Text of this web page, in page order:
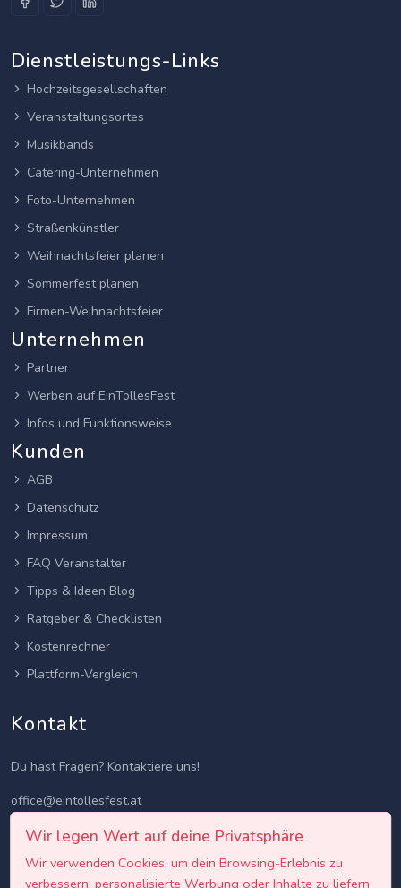
Dienstleistungs-Links
Hochzeitsgesellschaften
Veranstaltungsortes
Musikbands
Catering-Unternehmen
Foto-Unternehmen
Straßenkünstler
Weihnachtsfeier planen
Sommerfest planen
Firmen-Weihnachtsfeier
Unternehmen
Partner
Werben auf EinTollesFest
Infos und Funktionsweise
Kunden
AGB
Datenschutz
Impressum
FAQ Veranstalter
Tipps & Ideen Blog
Ratgeber & Checklisten
Kostenrechner
Plattform-Vergleich
Kontakt
Du hast Fragen? Kontaktiere uns!
office@eintollesfest.at
Wir legen Wert auf deine Privatsphäre
Wir verwenden Cookies, um dein Browsing-Erlebnis zu
verbessern, personalisierte Werbung oder Inhalte zu liefern